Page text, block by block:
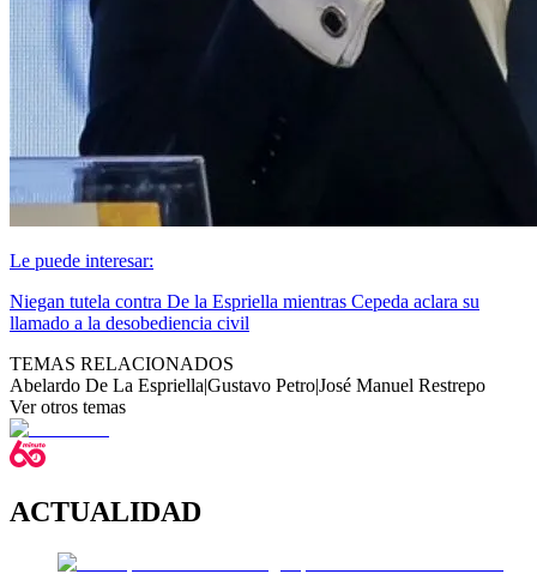
Le puede interesar:
Niegan tutela contra De la Espriella mientras Cepeda aclara su
llamado a la desobediencia civil
TEMAS RELACIONADOS
Abelardo De La Espriella|Gustavo Petro|José Manuel Restrepo
Ver otros temas
ACTUALIDAD